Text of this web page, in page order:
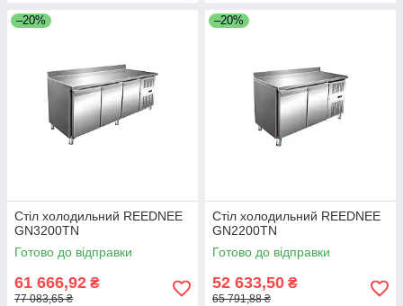
–20%
Стіл холодильний REEDNEE
GN3200TN
Готово до відправки
61 666,92 ₴
77 083,65 ₴
–20%
Стіл холодильний REEDNEE
GN2200TN
Готово до відправки
52 633,50 ₴
65 791,88 ₴